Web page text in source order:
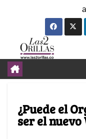
¿Puede el
ser el nuevo